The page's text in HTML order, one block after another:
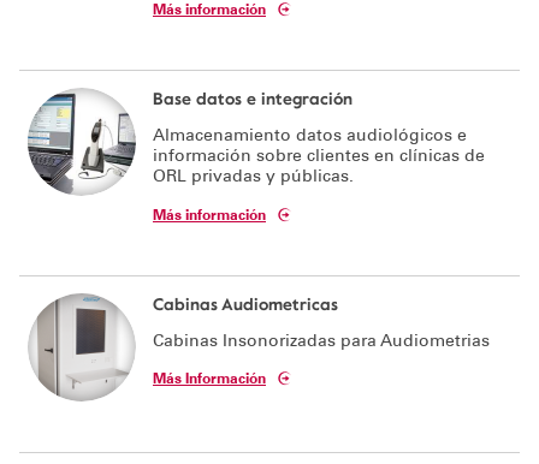
Más información
Base datos e integración
Almacenamiento datos audiológicos e
información sobre clientes en clínicas de
ORL privadas y públicas.
Más información
Cabinas Audiometricas
Cabinas Insonorizadas para Audiometrias
Más Información